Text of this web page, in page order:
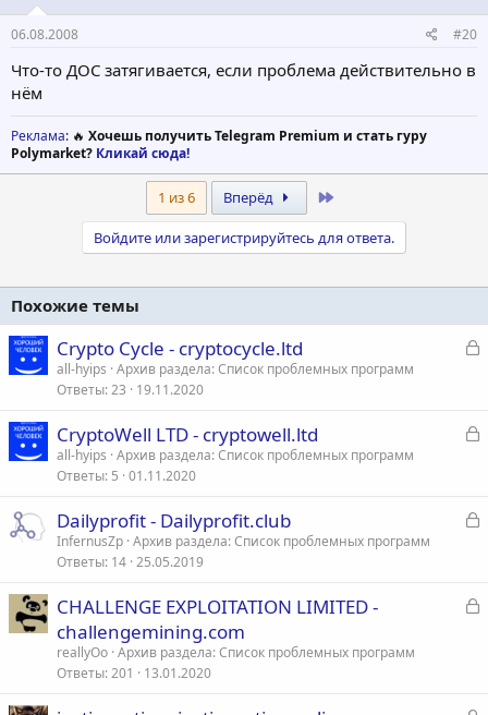
06.08.2008 #20
Что-то ДОС затягивается, если проблема действительно в
нём
Реклама: 🔥 Хочешь получить Telegram Premium и стать гуру
Polymarket? Кликай сюда!
1 из 6 Вперёд
Войдите или зарегистрируйтесь для ответа.
Похожие темы
З
Crypto Cycle - cryptocycle.ltd
all-hyips Архив раздела: Список проблемных программ
Ответы 23 19.11.2020
З
CryptoWell LTD - cryptowell.ltd
all-hyips Архив раздела: Список проблемных программ
Ответы 5 01.11.2020
З
Dailyprofit - Dailyprofit.club
InfernusZp Архив раздела: Список проблемных программ
Ответы 14 25.05.2019
З
CHALLENGE EXPLOITATION LIMITED -
challengemining.com
reallyOo Архив раздела: Список проблемных программ
Ответы 201 13.01.2020